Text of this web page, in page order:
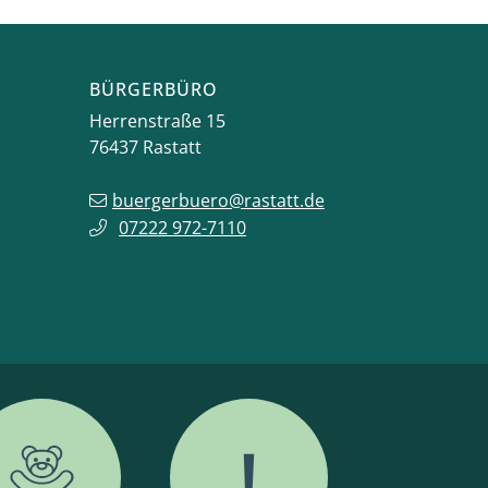
BÜRGERBÜRO
Herrenstraße 15
76437 Rastatt
buergerbuero@rastatt.de
07222 972-7110